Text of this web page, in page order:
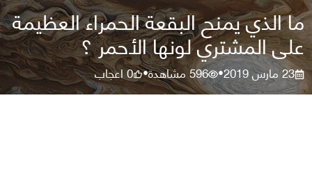
‎ما الذي يمنح البقعة الحمراء العظيمة
على المشتري لونها الأحمر ؟
23 مارس 2019 •
596مشاهدة•
0اعجاب